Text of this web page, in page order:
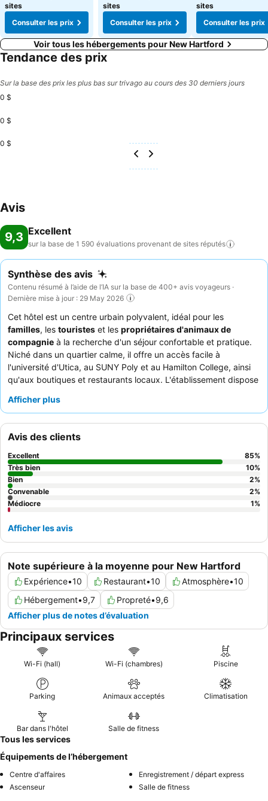
sites
Consulter les prix
sites
Consulter les prix
sites
Consulter les prix
Voir tous les hébergements pour New Hartford
Tendance des prix
Sur la base des prix les plus bas sur trivago au cours des 30 derniers jours
0 $
0 $
0 $
Avis
9,3 Excellent
sur la base de 1 590 évaluations provenant de sites réputés
Synthèse des avis
Contenu résumé à l’aide de l’IA sur la base de 400+ avis voyageurs ·
Dernière mise à jour : 29 May 2026
Cet hôtel est un centre urbain polyvalent, idéal pour les
familles, les touristes et les propriétaires d'animaux de
compagnie à la recherche d'un séjour confortable et pratique.
Niché dans un quartier calme, il offre un accès facile à
l'université d'Utica, au SUNY Poly et au Hamilton College, ainsi
qu'aux boutiques et restaurants locaux. L'établissement dispose
en formebien équipé, pour la détente et les activités. Les
serviable, ainsi que l'exceptionnel petit-déjeuner gratuit
proposant une grande variété d'options fraîches. Pour une
soirée vraiment relaxante, détendez-vous près du
extérieur
Afficher plus
Note supérieure à la moyenne pour New Hartford
Expérience•10 Restaurant•10 Atmosphère•10
Hébergement•9,7 Propreté•9,6
Afficher plus de notes d’évaluation
Avis des clients
Excellent 85%
Très bien
10%
Bien
2%
Convenable
2%
Médiocre
1%
Afficher les avis
Principaux services
Wi-Fi (hall) Wi-Fi (chambres) Piscine
Parking Animaux acceptés Climatisation
Bar dans l'hôtel Salle de fitness
Tous les services
Équipements de l’hébergement
Centre d'affaires
Enregistrement / départ express
Ascenseur
Salle de fitness